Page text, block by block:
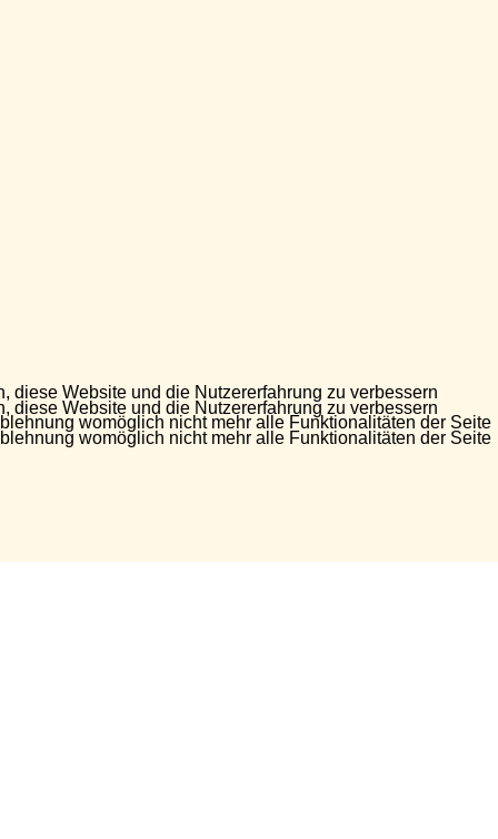
diese Website und die Nutzererfahrung zu verbessern
womöglich nicht mehr alle Funktionalitäten der Seite
diese Website und die Nutzererfahrung zu verbessern
womöglich nicht mehr alle Funktionalitäten der Seite